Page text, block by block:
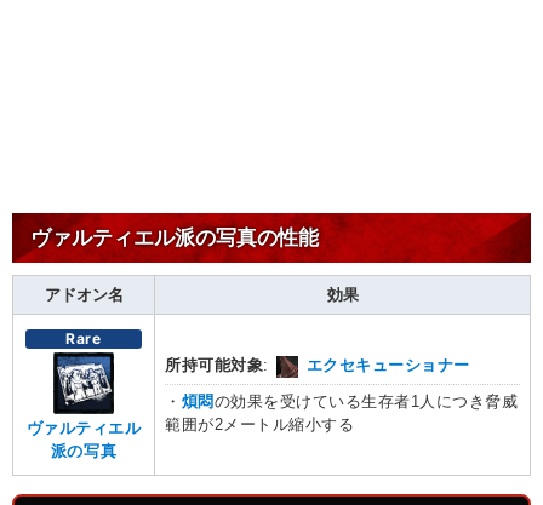
ヴァルティエル派の写真の性能
アドオン名 効果
Rare
ヴァルティエル
派の写真
所持可能対象:
エクセキューショナー
・ 煩悶の効果を受けている生存者1人につき脅威
範囲が2メートル縮小する